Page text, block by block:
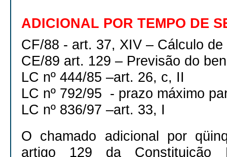
ADICIONAL POR TEMPO DE
CF/88 - art. 37, XIV – Cálculo
CE/89 art. 129 – Previsão do
LC nº 444/85 –art.
LC nº 792/95 - prazo máximo
LC nº 836/97 –art. 33, I
O chamado adicional por
artigo 129 da Constituição